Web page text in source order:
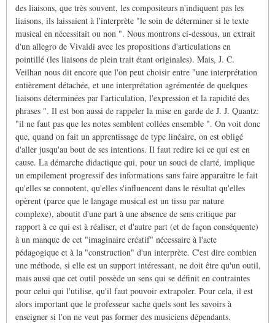
des liaisons, que très souvent, les compositeurs n'indiquent pas les
liaisons, ils laissaient à l'interprète "le soin de déterminer si le texte
musical en nécessitait ou non ". Nous montrons ci-dessous, un extrait
d'un allegro de Vivaldi avec les propositions d'articulations en
pointillé (les liaisons de plein trait étant originales). Mais, J. C.
Veilhan nous dit encore que l'on peut choisir entre "une interprétation
entièrement détachée, et une interprétation agrémentée de quelques
liaisons déterminées par l'articulation, l'expression et la rapidité des
phrases ". Il est bon aussi de rappeler la mise en garde de J. J. Quantz:
"il ne faut pas que les notes semblent collées ensemble ". On voit donc
que, quand on fait un apprentissage de type linéaire, on est obligé
d'aller jusqu'au bout de ses intentions. Il faut redire ici ce qui est en
cause. La démarche didactique qui, pour un souci de clarté, implique
un empilement progressif des informations sans faire apparaître le fait
qu'elles se connotent, qu'elles s'influencent dans le résultat qu'elles
opèrent (parce que le langage musical est un tissu par nature
complexe), aboutit d'une part à une absence de sens critique par
rapport à ce qui est à réaliser, et d'autre part (et de façon conséquente)
à un manque de cet "imaginaire créatif" nécessaire à l'acte
pédagogique et à la "construction" d'un interprète. C'est dire combien
une méthode, si elle est un support intéressant, ne doit être qu'un outil,
mais aussi que cet outil possède un sens qui se définit en contraintes
pour celui qui l'utilise, qu'il faut pouvoir extrapoler. Pour cela, il est
alors important que le professeur sache quels sont les savoirs à
enseigner si l'on ne veut pas former des musiciens dépendants.